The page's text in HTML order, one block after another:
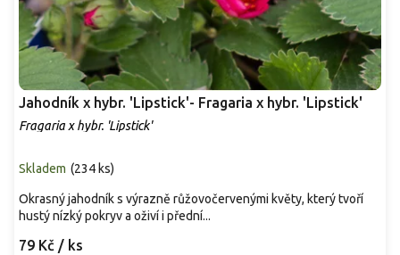
Jahodník x hybr. 'Lipstick'- Fragaria x hybr. 'Lipstick'
Fragaria x hybr. 'Lipstick'
Skladem (234 ks)
79 Kč / ks
Okrasný jahodník s výrazně růžovočervenými květy, který tvoří
hustý nízký pokryv a oživí i přední...